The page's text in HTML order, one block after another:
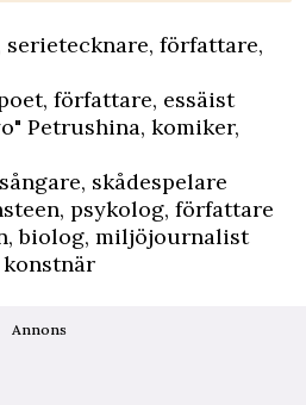
serietecknare, författare,
författare, essäist
Petrushina, komiker,
skådespelare
psykolog, författare
biolog, miljöjournalist
konstnär
Annons